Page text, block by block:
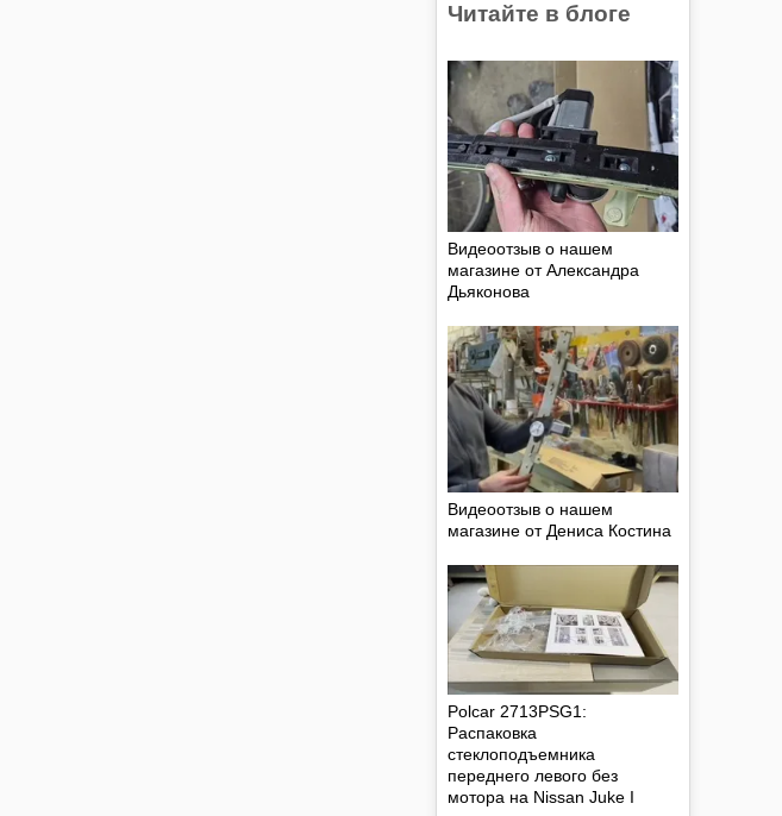
Читайте в блоге
Видеоотзыв о нашем
магазине от Александра
Дьяконова
Видеоотзыв о нашем
магазине от Дениса Костина
Polcar 2713PSG1:
Распаковка
стеклоподъемника
переднего левого без
мотора на Nissan Juke I